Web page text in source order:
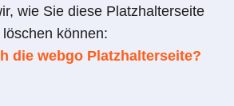
wie Sie diese Platzhalterseite
löschen können:
die webgo Platzhalterseite?